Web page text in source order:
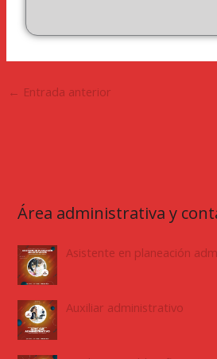
← Entrada anterior
Área administrativa y
Asistente en planeación
Auxiliar administrativo